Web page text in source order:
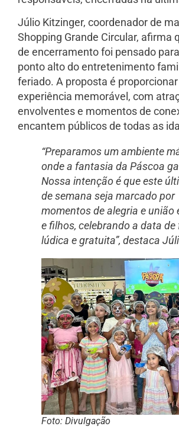
Júlio Kitzinger, coordenador de
Shopping Grande Circular, afirma
de encerramento foi pensado
ponto alto do entretenimento
feriado. A proposta é
experiência memorável, com
envolventes e momentos de
encantem públicos de todas as
“Preparamos um ambiente
onde a fantasia da Páscoa
Nossa intenção é que este
de semana seja marcado por
momentos de alegria e união
e filhos, celebrando a data de
lúdica e gratuita”, destaca
Foto: Divulgação